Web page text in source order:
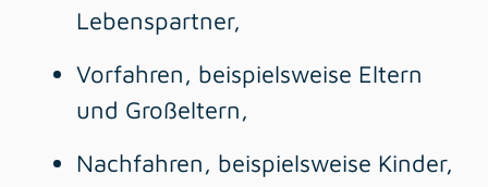
Lebenspartner,
Vorfahren, beispielsweise Eltern
und Großeltern,
Nachfahren, beispielsweise Kinder,